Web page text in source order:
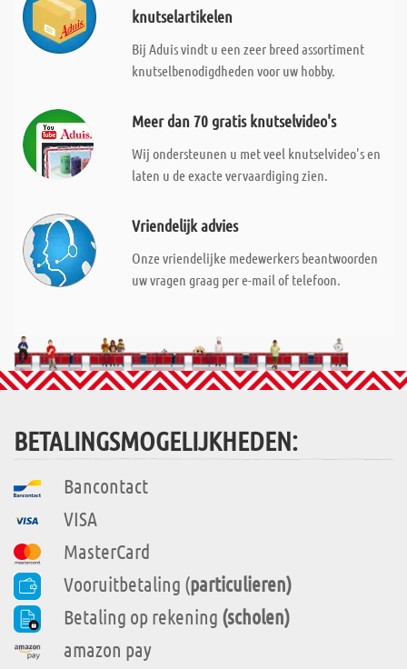
knutselartikelen
Bij Aduis vindt u een zeer breed assortiment
knutselbenodigdheden voor uw hobby.
Meer dan 70 gratis knutselvideo's
Wij ondersteunen u met veel knutselvideo's en
laten u de exacte vervaardiging zien.
Vriendelijk advies
Onze vriendelijke medewerkers beantwoorden
uw vragen graag per e-mail of telefoon.
BETALINGSMOGELIJKHEDEN:
Bancontact
VISA
MasterCard
Vooruitbetaling (particulieren)
Betaling op rekening (scholen)
amazon pay